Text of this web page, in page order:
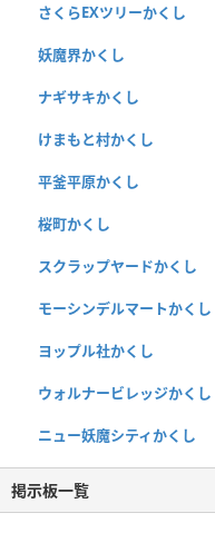
さくらEXツリーかくし
妖魔界かくし
ナギサキかくし
けまもと村かくし
平釜平原かくし
桜町かくし
スクラップヤードかくし
モーシンデルマートかくし
ヨップル社かくし
ウォルナービレッジかくし
ニュー妖魔シティかくし
掲示板一覧